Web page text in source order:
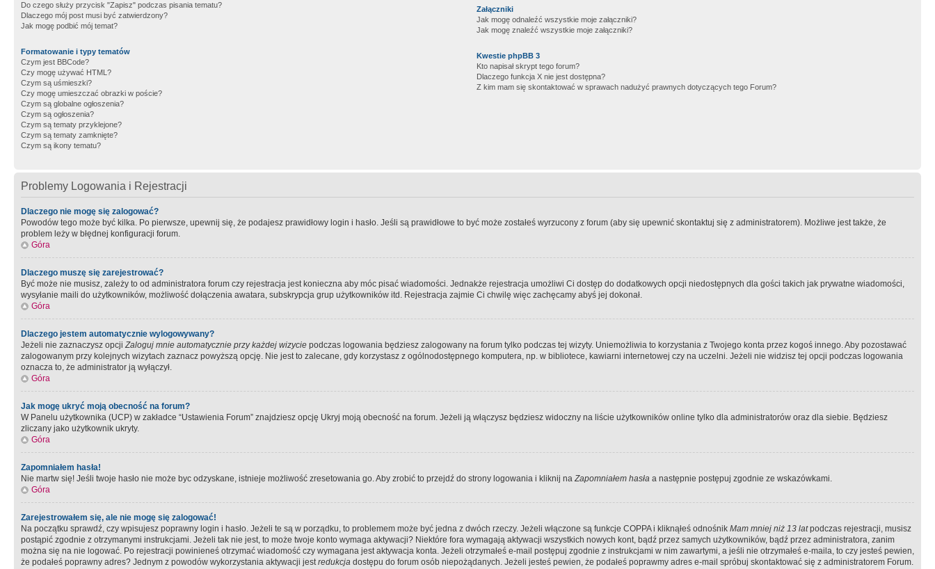
Do czego służy przycisk "Zapisz" podczas pisania tematu?
Dlaczego mój post musi być zatwierdzony?
Jak mogę podbić mój temat?
Formatowanie i typy tematów
Czym jest BBCode?
Czy mogę używać HTML?
Czym są uśmieszki?
Czy mogę umieszczać obrazki w poście?
Czym są globalne ogłoszenia?
Czym są ogłoszenia?
Czym są tematy przyklejone?
Czym są tematy zamknięte?
Czym są ikony tematu?
Załączniki
Jak mogę odnaleźć wszystkie moje załączniki?
Jak mogę znaleźć wszystkie moje załączniki?
Kwestie phpBB 3
Kto napisał skrypt tego forum?
Dlaczego funkcja X nie jest dostępna?
Z kim mam się skontaktować w sprawach nadużyć prawnych dotyczących tego Forum?
Problemy Logowania i Rejestracji
Dlaczego nie mogę się zalogować?
Powodów tego może być kilka. Po pierwsze, upewnij się, że podajesz prawidłowy login i hasło. Jeśli są prawidłowe to być może zostałeś wyrzucony z forum (aby się upewnić skontaktuj się z administratorem). Możliwe jest także, że
problem leży w błędnej konfiguracji forum.
Góra
Dlaczego muszę się zarejestrować?
Być może nie musisz, zależy to od administratora forum czy rejestracja jest konieczna aby móc pisać wiadomości. Jednakże rejestracja umożliwi Ci dostęp do dodatkowych opcji niedostępnych dla gości takich jak prywatne wiadomości,
wysyłanie maili do użytkowników, możliwość dołączenia awatara, subskrypcja grup użytkowników itd. Rejestracja zajmie Ci chwilę więc zachęcamy abyś jej dokonał.
Góra
Dlaczego jestem automatycznie wylogowywany?
Jeżeli nie zaznaczysz opcjiZaloguj mnie automatycznie przy każdej wizycie podczas logowania będziesz zalogowany na forum tylko podczas tej wizyty. Uniemożliwia to korzystania z Twojego konta przez kogoś innego. Aby pozostawać
zalogowanym przy kolejnych wizytach zaznacz powyższą opcję. Nie jest to zalecane, gdy korzystasz z ogólnodostępnego komputera, np. w bibliotece, kawiarni internetowej czy na uczelni. Jeżeli nie widzisz tej opcji podczas logowania
oznacza to, że administrator ją wyłączył.
Góra
Jak mogę ukryć moją obecność na forum?
W Panelu użytkownika (UCP) w zakładce “Ustawienia Forum” znajdziesz opcję Ukryj moją obecność na forum. Jeżeli ją włączysz będziesz widoczny na liście użytkowników online tylko dla administratorów oraz dla siebie. Będziesz
zliczany jako użytkownik ukryty.
Góra
Zapomniałem hasła!
Nie martw się! Jeśli twoje hasło nie może byc odzyskane, istnieje możliwość zresetowania go. Aby zrobić to przejdź do strony logowania i kliknij naZapomniałem hasła a następnie postępuj zgodnie ze wskazówkami.
Góra
Zarejestrowałem się, ale nie mogę się zalogować!
Na początku sprawdź, czy wpisujesz poprawny login i hasło. Jeżeli te są w porządku, to problemem może być jedna z dwóch rzeczy. Jeżeli włączone są funkcje COPPA i kliknąłeś odnośnik Mam mniej niż 13 latpodczas rejestracji, musisz
postąpić zgodnie z otrzymanymi instrukcjami. Jeżeli tak nie jest, to może twoje konto wymaga aktywacji? Niektóre fora wymagają aktywacji wszystkich nowych kont, bądź przez samych użytkowników, bądź przez administratora, zanim
można się na nie logować. Po rejestracji powinieneś otrzymać wiadomość czy wymagana jest aktywacja konta. Jeżeli otrzymałeś e-mail postępuj zgodnie z instrukcjami w nim zawartymi, a jeśli nie otrzymałeś e-maila, to czy jesteś pewien,
że podałeś poprawny adres? Jednym z powodów wykorzystania aktywacji jestredukcja dostępu do forum osób niepożądanych. Jeżeli jesteś pewien, że podałeś poprawmy adres e-mail spróbuj skontaktować się z administratorem Forum.